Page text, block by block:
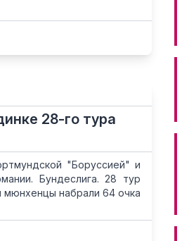
28-го тура
"Боруссией" и
Бундеслига. 28 тур
мюнхенцы набрали 64 очка